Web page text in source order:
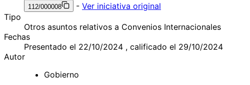
112/000008 - Ver iniciativa original
Tipo
Otros asuntos relativos a Convenios Internacionales
Fechas
Presentado el 22/10/2024 , calificado el 29/10/2024
Autor
Gobierno